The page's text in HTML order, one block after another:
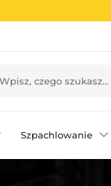
Szpachlowanie